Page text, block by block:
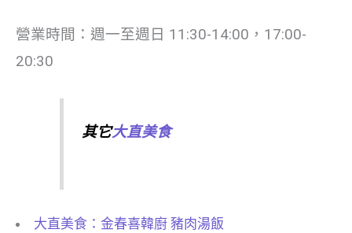
營業時間：週一至週日 11:30-14:00，17:00-
20:30
其它大直美食
大直美食：金春喜韓廚 豬肉湯飯